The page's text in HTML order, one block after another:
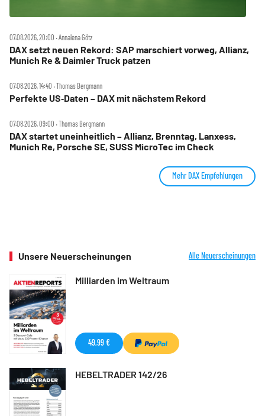
07.08.2026, 20:00 ‧ Annalena Götz
DAX setzt neuen Rekord: SAP marschiert vorweg, Allianz,
Munich Re & Daimler Truck patzen
07.08.2026, 14:40 ‧ Thomas Bergmann
Perfekte US‑Daten – DAX mit nächstem Rekord
07.08.2026, 09:00 ‧ Thomas Bergmann
DAX startet uneinheitlich – Allianz, Brenntag, Lanxess,
Munich Re, Porsche SE, SUSS MicroTec im Check
Mehr DAX Empfehlungen
Unsere Neuerscheinungen Alle Neuerscheinungen
Milliarden im Weltraum
49,99 €
HEBELTRADER 142/26